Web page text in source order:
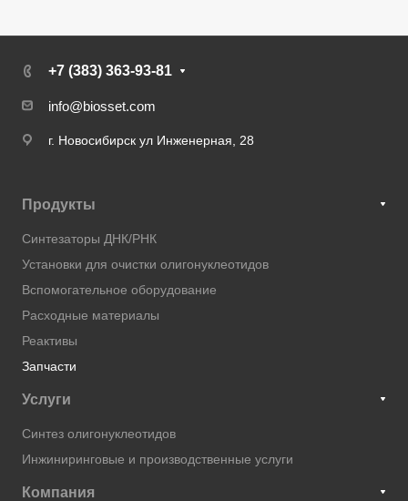
+7 (383) 363-93-81
info@biosset.com
г. Новосибирск ул Инженерная, 28
Продукты
Синтезаторы ДНК/РНК
Установки для очистки олигонуклеотидов
Вспомогательное оборудование
Расходные материалы
Реактивы
Запчасти
Услуги
Синтез олигонуклеотидов
Инжиниринговые и производственные услуги
Компания